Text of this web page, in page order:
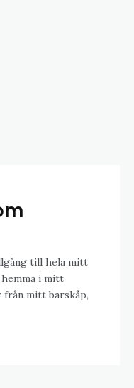
till hela mitt
i mitt
mitt barskåp,